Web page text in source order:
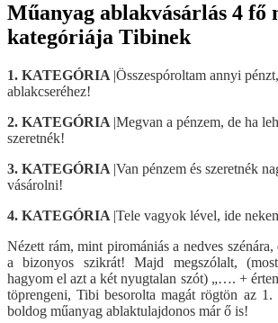
Műanyag ablakvásárlás 4 fő
kategóriája Tibinek
1. KATEGÓRIA |Összespóroltam annyi
ablakcseréhez!
2. KATEGÓRIA |Megvan a pénzem, de ha
szeretnék!
3. KATEGÓRIA |Van pénzem és szeretnék
vásárolni!
4. KATEGÓRIA |Tele vagyok lével, ide
Nézett rám, mint piromániás a nedves
a bizonyos szikrát! Majd megszólalt,
hagyom el azt a két nyugtalan szót) „…. +
töprengeni, Tibi besorolta magát rögtön az 1.
boldog műanyag ablaktulajdonos már ő is!